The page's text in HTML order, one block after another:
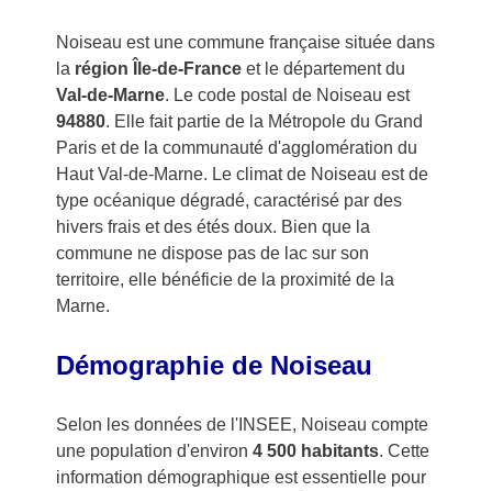
Noiseau est une commune française située dans
la région Île-de-Franceet le département du
Val-de-Marne. Le code postal de Noiseau est
94880. Elle fait partie de la Métropole du Grand
Paris et de la communauté d'agglomération du
Haut Val-de-Marne. Le climat de Noiseau est de
type océanique dégradé, caractérisé par des
hivers frais et des étés doux. Bien que la
commune ne dispose pas de lac sur son
territoire, elle bénéficie de la proximité de la
Marne.
Démographie de Noiseau
Selon les données de l'INSEE, Noiseau compte
une population d'environ 4 500 habitants. Cette
information démographique est essentielle pour